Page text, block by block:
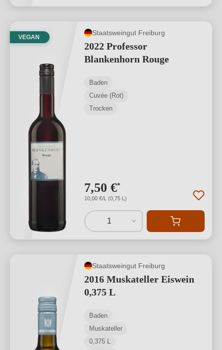
VEGAN
Staatsweingut Freiburg
2022 Professor
Blankenhorn Rouge
Baden
Cuvée (Rot)
Trocken
7,50 €*
10,00 €/L (0,75 L)
1
Staatsweingut Freiburg
2016 Muskateller Eiswein
0,375 L
Baden
Muskateller
0,375 L